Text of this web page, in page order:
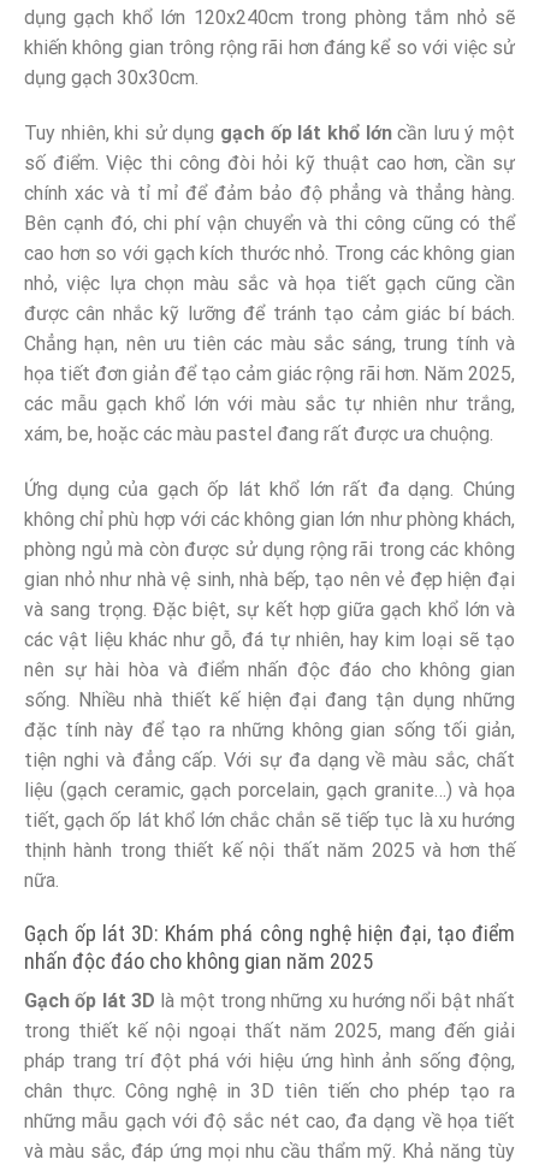
dụng gạch khổ lớn 120x240cm trong phòng tắm nhỏ sẽ
khiến không gian trông rộng rãi hơn đáng kể so với việc sử
dụng gạch 30x30cm.
Tuy nhiên, khi sử dụng gạch ốp lát khổ lớncần lưu ý một
số điểm. Việc thi công đòi hỏi kỹ thuật cao hơn, cần sự
chính xác và tỉ mỉ để đảm bảo độ phẳng và thẳng hàng.
Bên cạnh đó, chi phí vận chuyển và thi công cũng có thể
cao hơn so với gạch kích thước nhỏ. Trong các không gian
nhỏ, việc lựa chọn màu sắc và họa tiết gạch cũng cần
được cân nhắc kỹ lưỡng để tránh tạo cảm giác bí bách.
Chẳng hạn, nên ưu tiên các màu sắc sáng, trung tính và
họa tiết đơn giản để tạo cảm giác rộng rãi hơn. Năm 2025,
các mẫu gạch khổ lớn với màu sắc tự nhiên như trắng,
xám, be, hoặc các màu pastel đang rất được ưa chuộng.
Ứng dụng của gạch ốp lát khổ lớn rất đa dạng. Chúng
không chỉ phù hợp với các không gian lớn như phòng khách,
phòng ngủ mà còn được sử dụng rộng rãi trong các không
gian nhỏ như nhà vệ sinh, nhà bếp, tạo nên vẻ đẹp hiện đại
và sang trọng. Đặc biệt, sự kết hợp giữa gạch khổ lớn và
các vật liệu khác như gỗ, đá tự nhiên, hay kim loại sẽ tạo
nên sự hài hòa và điểm nhấn độc đáo cho không gian
sống. Nhiều nhà thiết kế hiện đại đang tận dụng những
đặc tính này để tạo ra những không gian sống tối giản,
tiện nghi và đẳng cấp. Với sự đa dạng về màu sắc, chất
liệu (gạch ceramic, gạch porcelain, gạch granite…) và họa
tiết, gạch ốp lát khổ lớn chắc chắn sẽ tiếp tục là xu hướng
thịnh hành trong thiết kế nội thất năm 2025 và hơn thế
nữa.
Gạch ốp lát 3D: Khám phá công nghệ hiện đại, tạo điểm
nhấn độc đáo cho không gian năm 2025
Gạch ốp lát 3D là một trong những xu hướng nổi bật nhất
trong thiết kế nội ngoại thất năm 2025, mang đến giải
pháp trang trí đột phá với hiệu ứng hình ảnh sống động,
chân thực. Công nghệ in 3D tiên tiến cho phép tạo ra
những mẫu gạch với độ sắc nét cao, đa dạng về họa tiết
và màu sắc, đáp ứng mọi nhu cầu thẩm mỹ. Khả năng tùy